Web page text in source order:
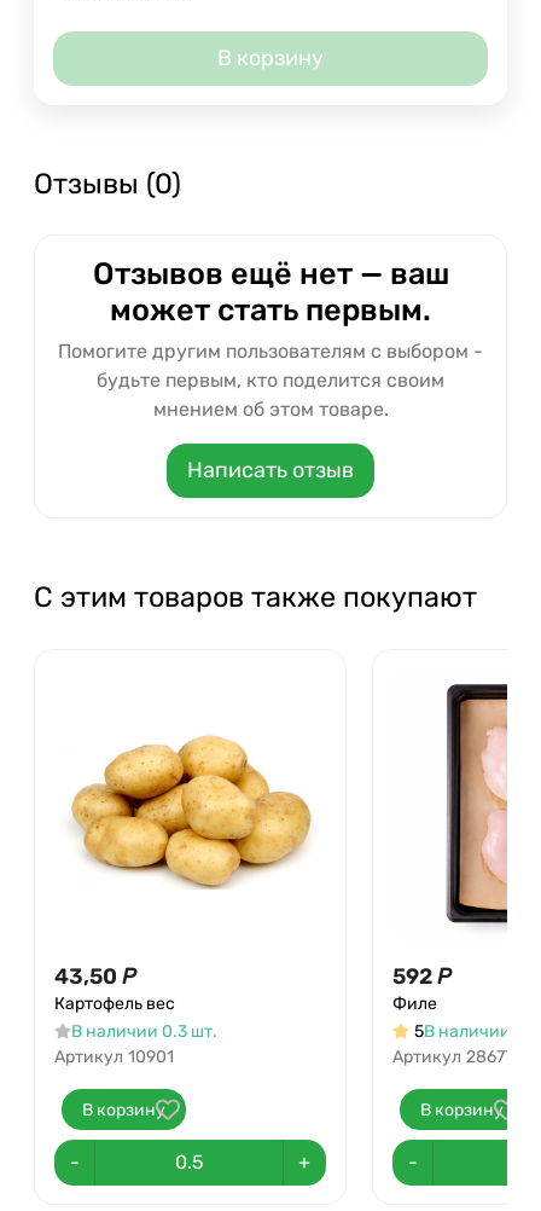
В корзину
Отзывы (0)
Отзывов ещё нет — ваш
может стать первым.
Помогите другим пользователям с выбором -
будьте первым, кто поделится своим
мнением об этом товаре.
Написать отзыв
С этим товаров также покупают
43,50 Р
Картофель вес
В наличии 0.3 шт.
Артикул 10901
В корзину
- +
592Р
Филе
5В наличии
Артикул 28677
В корзину
-